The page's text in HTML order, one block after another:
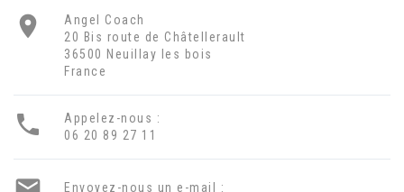

Angel Coach
20 Bis route de Châtellerault
36500 Neuillay les bois
France

Appelez-nous :
06 20 89 27 11
Envoyez-nous un e-mail :